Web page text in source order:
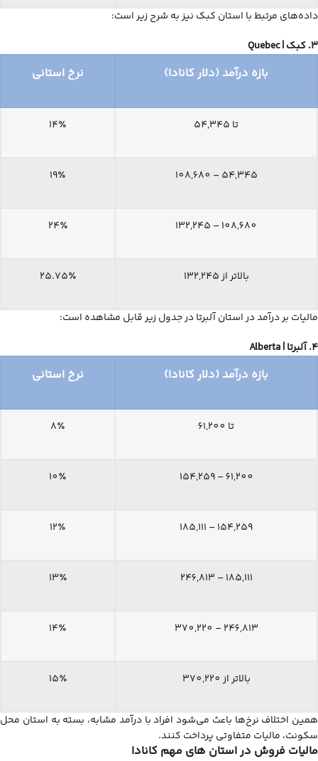
داده‌های مرتبط با استان کبک نیز به شرح زیر است:
3. کبک |
Quebec
بازه درآمد (دلار کانادا) نرخ استانی
تا 54,345 14٪
54,345 – 108,680 19٪
108,680 – 132,245 24٪
بالاتر از 132,245 25.75٪
مالیات بر درآمد در استان آلبرتا در جدول زیر قابل مشاهده است:
4. آلبرتا |
Alberta
بازه درآمد (دلار کانادا) نرخ استانی
تا 61,200 8٪
61,200 – 154,259 10٪
154,259 – 185,111 12٪
185,111 – 246,813 13٪
246,813 – 370,220 14٪
بالاتر از 370,220 15٪
همین اختلاف نرخ‌ها باعث می‌شود افراد با درآمد مشابه، بسته به استان محل
سکونت، مالیات متفاوتی پرداخت کنند.
مالیات فروش در استان ‌های مهم کانادا